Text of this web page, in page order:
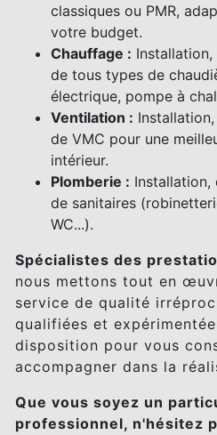
classiques ou PMR,
votre budget.
Chauffage :
de tous types de
électrique, pompe à
Ventilation :
de VMC pour une
intérieur.
Plomberie : Installation,
de sanitaires
WC...).
Spécialistes des
nous mettons tout en
service de qualité
qualifiées et
disposition pour vous
accompagner dans la
Que vous soyez un
professionnel, n'hésitez